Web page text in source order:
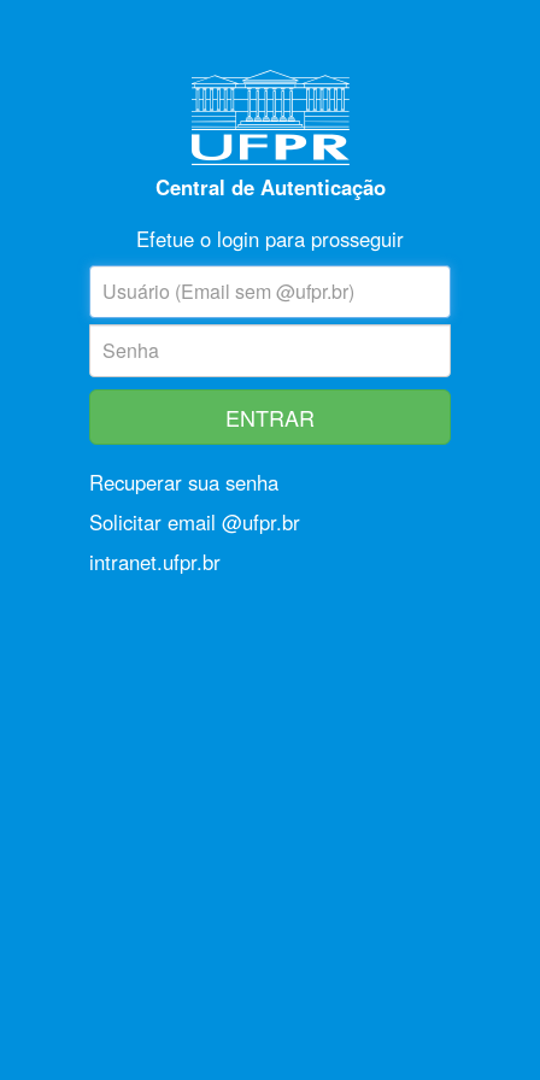
Central de Autenticação
Efetue o login para prosseguir
U
Senha:
Recuperar sua senha
Solicitar email @ufpr.br
intranet.ufpr.br